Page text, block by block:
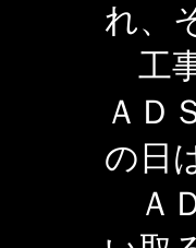
れ、
工
ＡＤ
の日
Ａ